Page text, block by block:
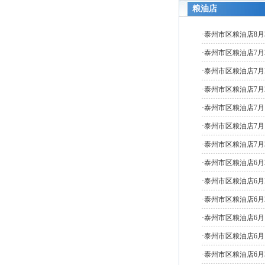
粮油店
·泰州市区粮油店8
·泰州市区粮油店7
·泰州市区粮油店7
·泰州市区粮油店7
·泰州市区粮油店7
·泰州市区粮油店7
·泰州市区粮油店7
·泰州市区粮油店6
·泰州市区粮油店6
·泰州市区粮油店6
·泰州市区粮油店6
·泰州市区粮油店6
·泰州市区粮油店6